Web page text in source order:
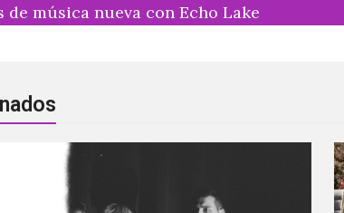
de música nueva con Echo Lake